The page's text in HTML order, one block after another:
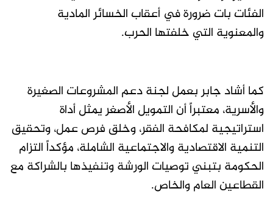
الفئات بات ضرورة في أعقاب الخسائر المادية
والمعنوية التي خلفتها الحرب.
كما أشاد جابر بعمل لجنة دعم المشروعات الصغيرة
والأسرية، معتبراً أن التمويل الأصغر يمثل أداة
استراتيجية لمكافحة الفقر، وخلق فرص عمل، وتحقيق
التنمية الاقتصادية والاجتماعية الشاملة، مؤكداً التزام
الحكومة بتبني توصيات الورشة وتنفيذها بالشراكة مع
القطاعين العام والخاص.